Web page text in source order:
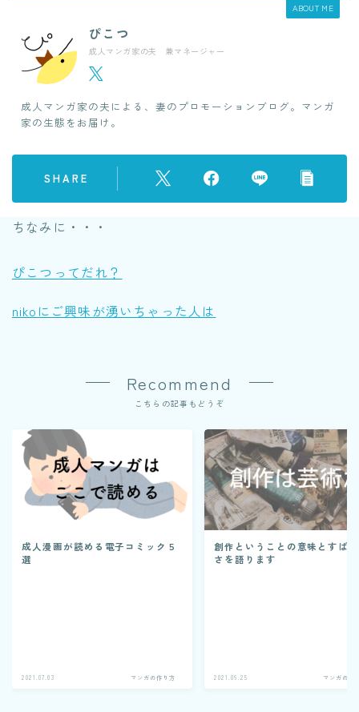
ABOUT ME
ぴこつ
成人マンガ家の夫 兼マネージャー
成人マンガ家の夫による、妻のプロモーションブログ。マンガ
家の生態をお届け。
SHARE
ちなみに・・・
ぴこつってだれ？
nikoにご興味が湧いちゃった人は
Recommend
こちらの記事もどうぞ
成人漫画が読める電子コミック５
選
2021.07.03 マンガの作り方
創作ということの意味とすば
さを語ります
2021.06.25 マンガの作